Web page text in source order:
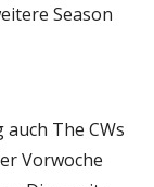
Season
The CWs
Vorwoche